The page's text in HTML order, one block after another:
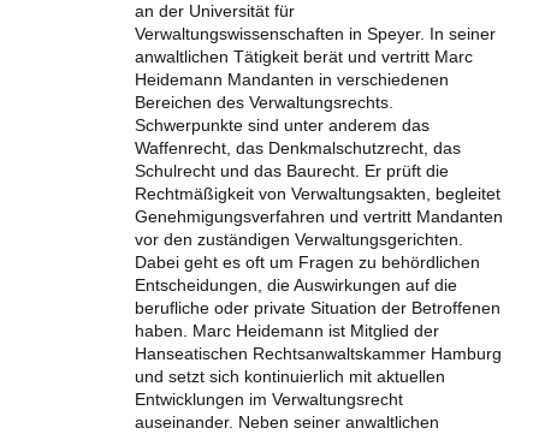
an der Universität für
Verwaltungswissenschaften in Speyer. In seiner
anwaltlichen Tätigkeit berät und vertritt Marc
Heidemann Mandanten in verschiedenen
Bereichen des Verwaltungsrechts.
Schwerpunkte sind unter anderem das
Waffenrecht, das Denkmalschutzrecht, das
Schulrecht und das Baurecht. Er prüft die
Rechtmäßigkeit von Verwaltungsakten, begleitet
Genehmigungsverfahren und vertritt Mandanten
vor den zuständigen Verwaltungsgerichten.
Dabei geht es oft um Fragen zu behördlichen
Entscheidungen, die Auswirkungen auf die
berufliche oder private Situation der Betroffenen
haben. Marc Heidemann ist Mitglied der
Hanseatischen Rechtsanwaltskammer Hamburg
und setzt sich kontinuierlich mit aktuellen
Entwicklungen im Verwaltungsrecht
auseinander. Neben seiner anwaltlichen